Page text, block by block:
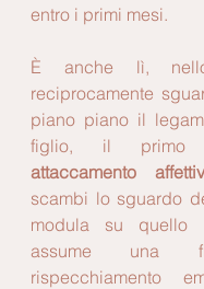
entro i primi mesi.
È anche lì,
reciprocamente
piano piano il
figlio, il primo
attaccamento
scambi lo sguardo
modula su
assume una
rispecchiamento